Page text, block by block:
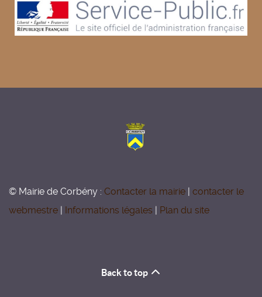
© Mairie de Corbény : Contacter la mairie | contacter le
webmestre | Informations légales | Plan du site
Back to top